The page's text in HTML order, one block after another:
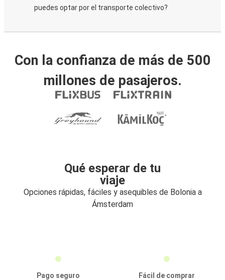
puedes optar por el transporte colectivo?
Con la confianza de más de 500
millones de pasajeros.
Qué esperar de tu
viaje
Opciones rápidas, fáciles y asequibles de Bolonia a
Ámsterdam
Pago seguro
Fácil de comprar